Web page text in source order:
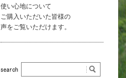
使い心地について
ご購入いただいた皆様の
声をご覧いただけます。